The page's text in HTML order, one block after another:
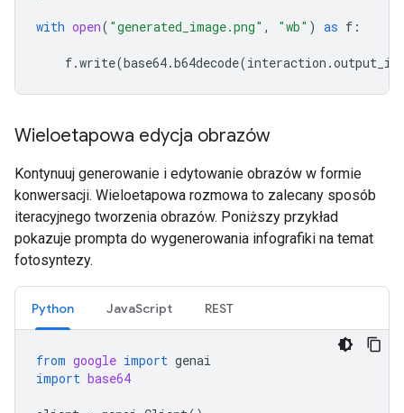
with open( "generated_image.png" , "wb" ) as f :
f.write(base64.b64decode(interaction .
Wieloetapowa edycja obrazów
Kontynuuj generowanie i edytowanie obrazów w formie
konwersacji. Wieloetapowa rozmowa to zalecany sposób
iteracyjnego tworzenia obrazów. Poniższy przykład
pokazuje prompta do wygenerowania infografiki na temat
fotosyntezy.
Python JavaScript REST
from google import genai
import base64